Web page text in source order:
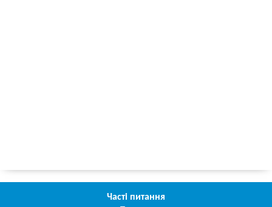
Часті питання